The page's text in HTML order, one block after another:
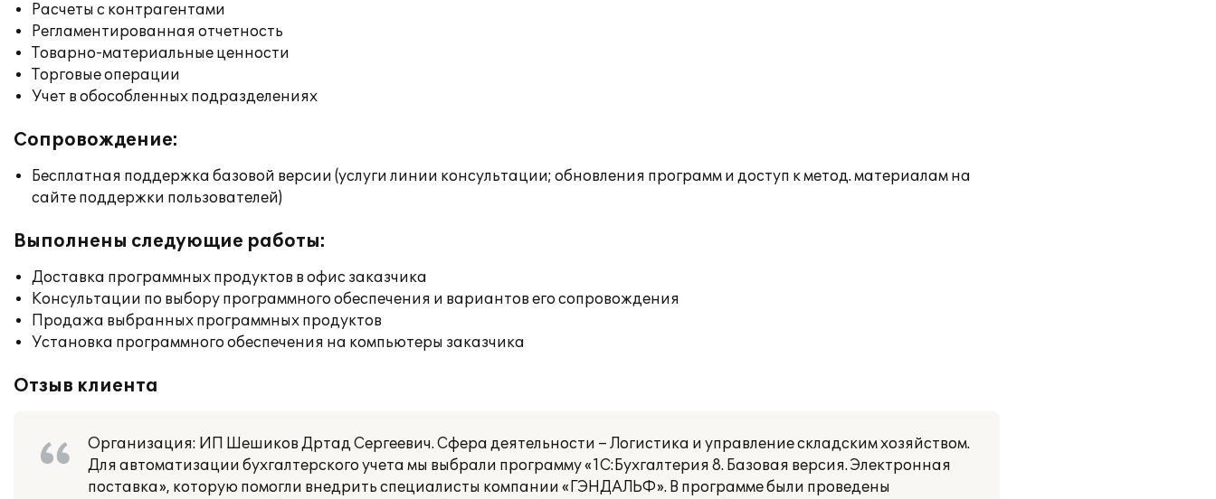
Расчеты с контрагентами
Регламентированная отчетность
Товарно-материальные ценности
Торговые операции
Учет в обособленных подразделениях
Сопровождение:
Бесплатная поддержка базовой версии (услуги линии консультации; обновления программ и доступ к метод. материалам на
сайте поддержки пользователей)
Выполнены следующие работы:
Доставка программных продуктов в офис заказчика
Консультации по выбору программного обеспечения и вариантов его сопровождения
Продажа выбранных программных продуктов
Установка программного обеспечения на компьютеры заказчика
Отзыв клиента
Организация: ИП Шешиков Дртад Сергеевич. Сфера деятельности – Логистика и управление складским хозяйством.
Для автоматизации бухгалтерского учета мы выбрали программу «1С:Бухгалтерия 8. Базовая версия. Электронная
поставка», которую помогли внедрить специалисты компании «ГЭНДАЛЬФ». В программе были проведены